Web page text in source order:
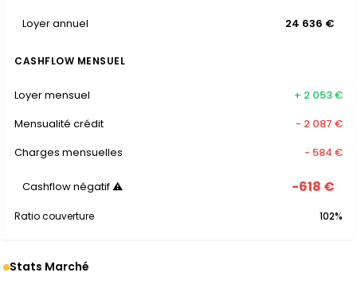
Loyer annuel 24 636 €
CASHFLOW MENSUEL
Loyer mensuel
+ 2 053 €
Mensualité crédit
- 2 087 €
Charges mensuelles
- 584 €
Cashflow négatif ⚠ -618 €
Ratio couverture 102%
Stats Marché